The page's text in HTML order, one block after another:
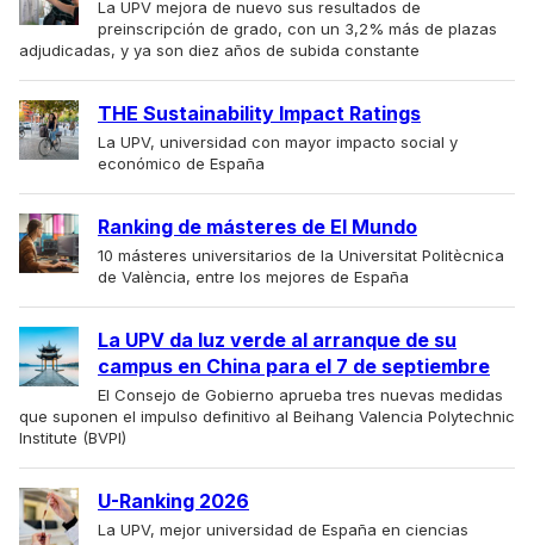
La UPV mejora de nuevo sus resultados de
preinscripción de grado, con un 3,2% más de plazas
adjudicadas, y ya son diez años de subida constante
THE Sustainability Impact Ratings
La UPV, universidad con mayor impacto social y
económico de España
Ranking de másteres de El Mundo
10 másteres universitarios de la Universitat Politècnica
de València, entre los mejores de España
La UPV da luz verde al arranque de su
campus en China para el 7 de septiembre
El Consejo de Gobierno aprueba tres nuevas medidas
que suponen el impulso definitivo al Beihang Valencia Polytechnic
Institute (BVPI)
U-Ranking 2026
La UPV, mejor universidad de España en ciencias